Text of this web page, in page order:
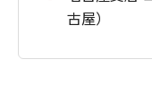
古屋）